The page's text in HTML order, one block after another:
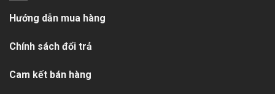
Hướng dẫn mua hàng
Chính sách đổi trả
Cam kết bán hàng